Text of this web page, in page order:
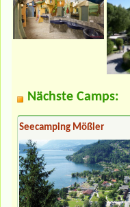
Nächste Camps:
Seecamping Mößler